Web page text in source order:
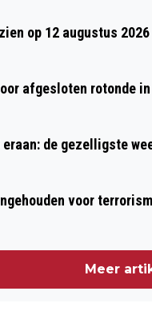
op 12 augustus 2026
afgesloten rotonde in
de gezelligste
voor
Meer